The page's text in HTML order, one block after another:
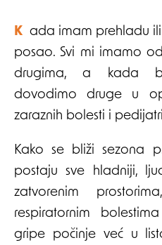
Kada imam prehladu ili gripu, tada ne idem na
posao. Svi mi imamo
drugima, a kada
dovodimo druge u
zaraznih bolesti i
Kako se bliži sezona
postaju sve hladniji,
zatvorenim
respiratornim
gripe počinje već u